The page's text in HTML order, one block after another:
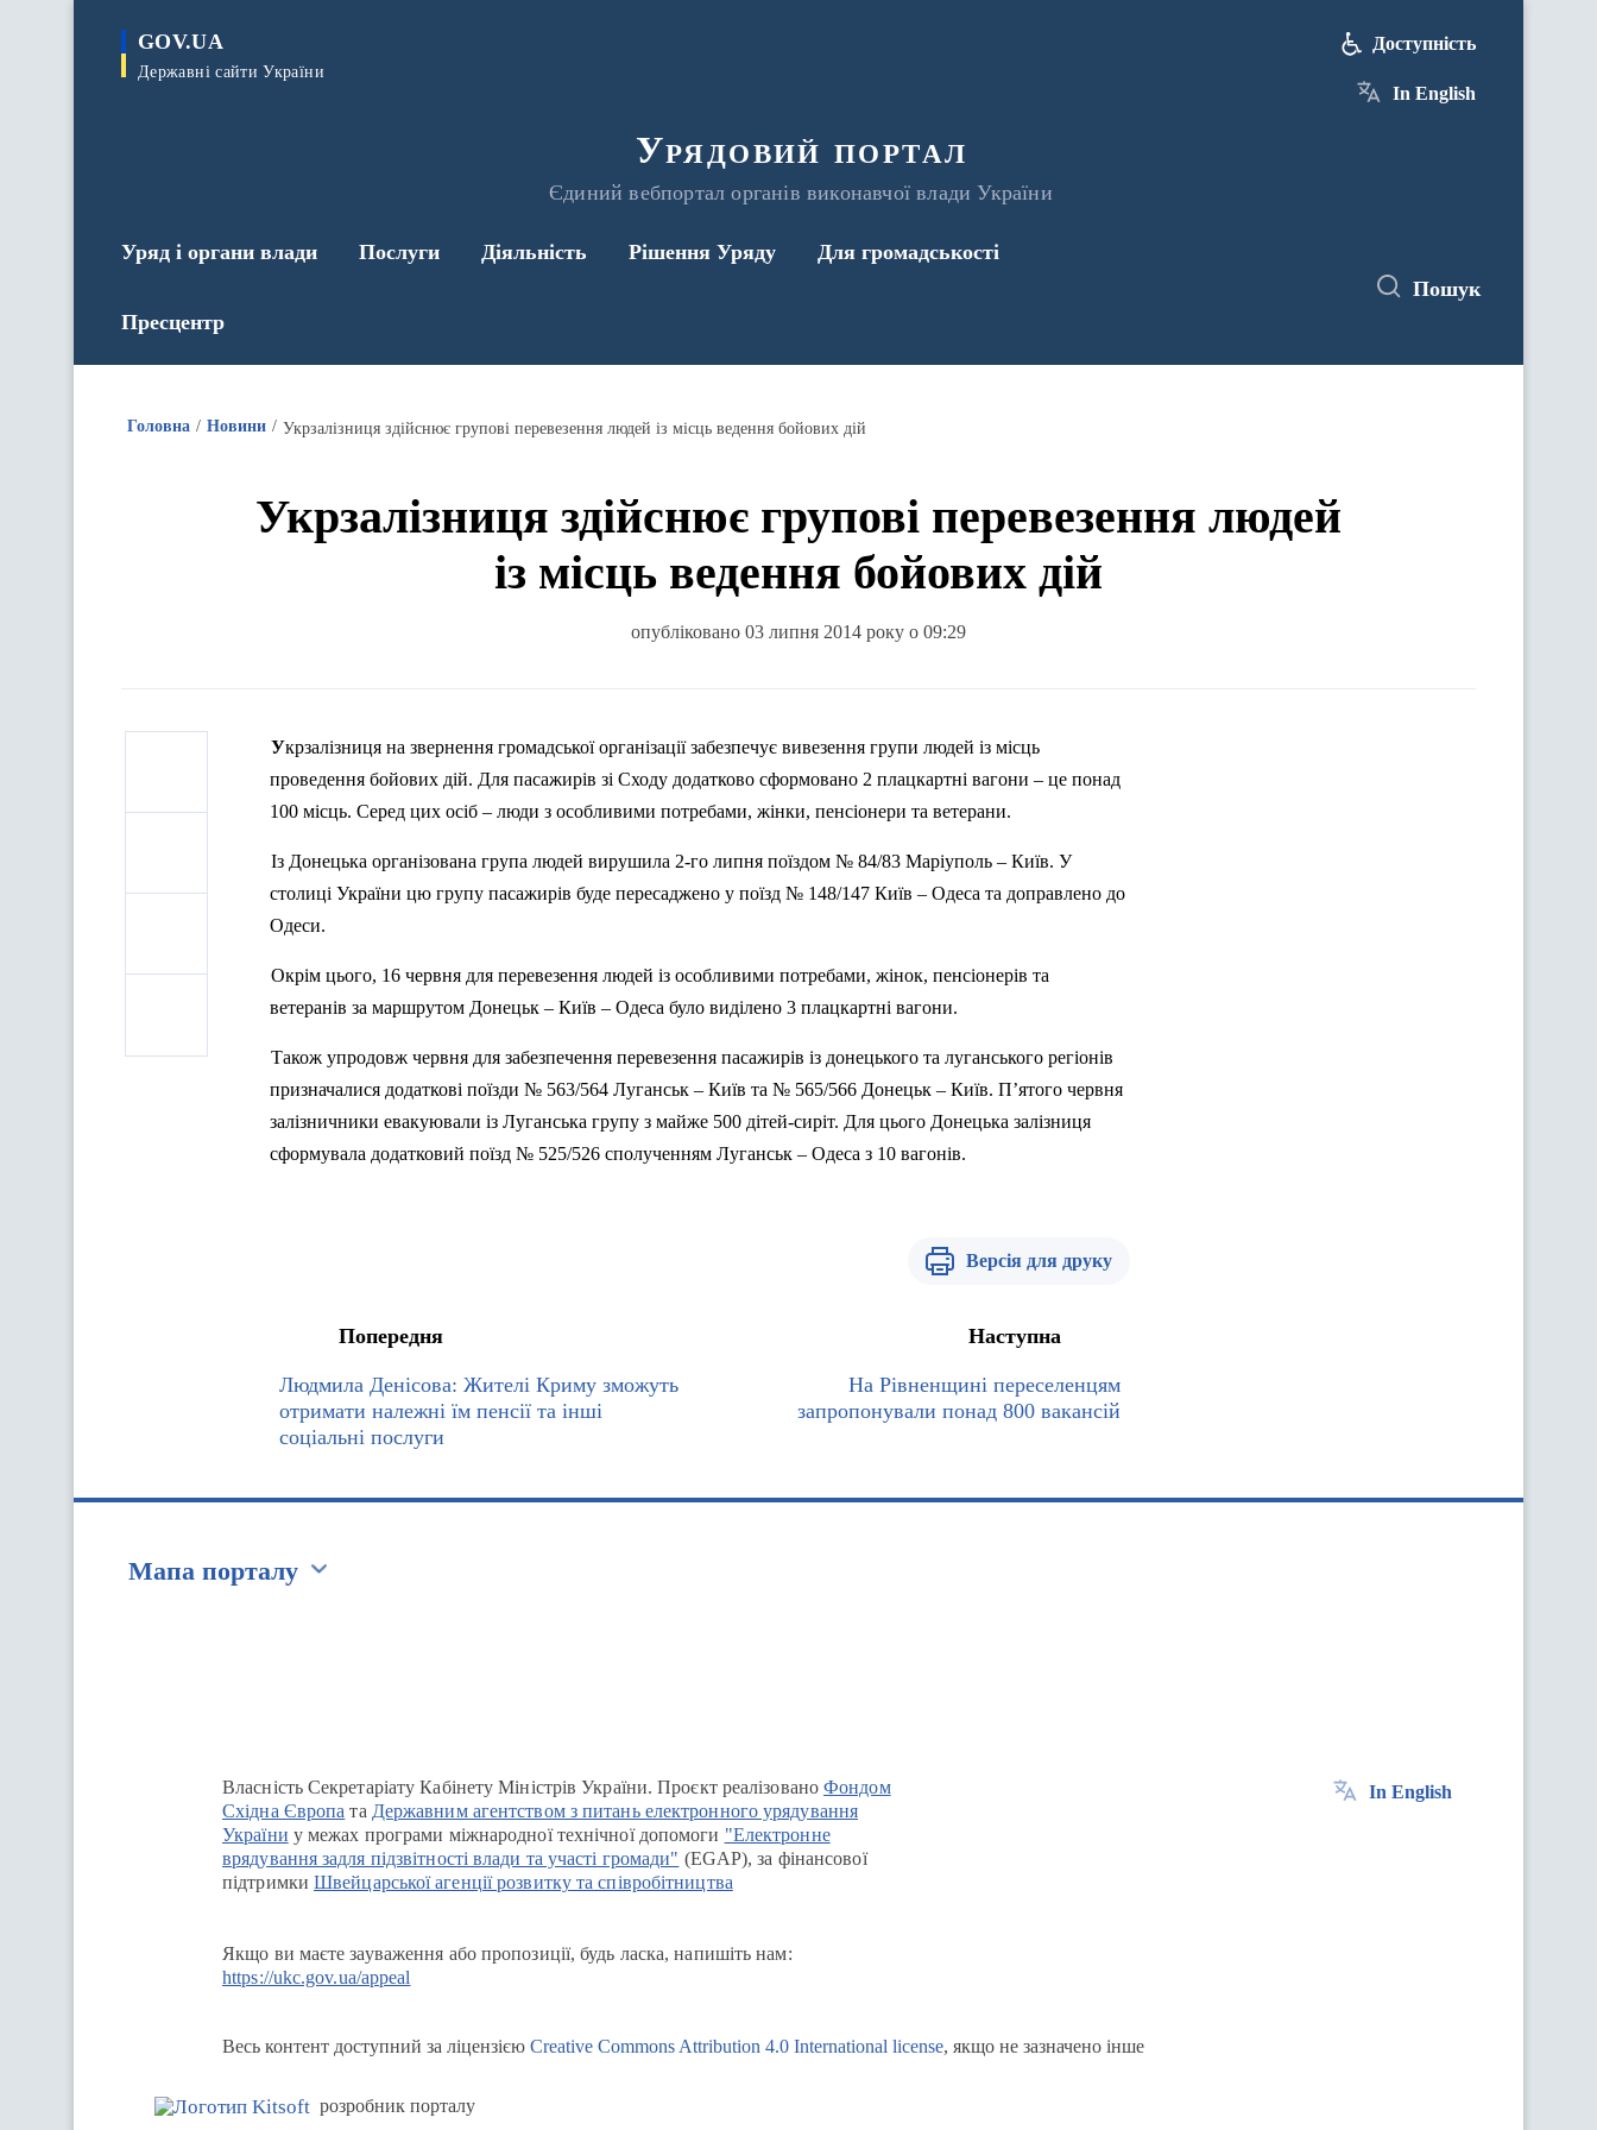
GOV.UA
Державні сайти України
Урядовий портал
Єдиний вебпортал органів виконавчої влади України
Доступність
In English
Уряд і органи влади Послуги Діяльність Рішення Уряду Для громадськості
Пресцентр
Пошук
Головна Новини Укрзалізниця здійснює групові перевезення людей із місць ведення бойових дій
Укрзалізниця здійснює групові перевезення людей
із місць ведення бойових дій
опубліковано 03 липня 2014 року о 09:29
Укрзалізниця на звернення громадської організації забезпечує вивезення групи людей із місць
проведення бойових дій. Для пасажирів зі Сходу додатково сформовано 2 плацкартні вагони – це понад
100 місць. Серед цих осіб – люди з особливими потребами, жінки, пенсіонери та ветерани.
Із Донецька організована група людей вирушила 2-го липня поїздом № 84/83 Маріуполь – Київ. У
столиці України цю групу пасажирів буде пересаджено у поїзд № 148/147 Київ – Одеса та доправлено до
Одеси.
Окрім цього, 16 червня для перевезення людей із особливими потребами, жінок, пенсіонерів та
ветеранів за маршрутом Донецьк – Київ – Одеса було виділено 3 плацкартні вагони.
Також упродовж червня для забезпечення перевезення пасажирів із донецького та луганського регіонів
призначалися додаткові поїзди № 563/564 Луганськ – Київ та № 565/566 Донецьк – Київ. П’ятого червня
залізничники евакуювали із Луганська групу з майже 500 дітей-сиріт. Для цього Донецька залізниця
сформувала додатковий поїзд № 525/526 сполученням Луганськ – Одеса з 10 вагонів.
Версія для друку
Попередня
Людмила Денісова: Жителі Криму зможуть
отримати належні їм пенсії та інші
соціальні послуги
Наступна
На Рівненщині переселенцям
запропонували понад 800 вакансій
Мапа порталу
Власність Секретаріату Кабінету Міністрів України. Проєкт реалізованоФондом
Східна Європа та Державним агентством з питань електронного урядування
України у межах програми міжнародної технічної допомоги "Електронне
врядування задля підзвітності влади та участі громади" (EGAP), за фінансової
підтримки Швейцарської агенції розвитку та співробітництва
Якщо ви маєте зауваження або пропозиції, будь ласка, напишіть нам:
https://ukc.gov.ua/appeal
In English
Весь контент доступний за ліцензією Creative Commons Attribution 4.0 International license, якщо не зазначено інше
розробник порталу